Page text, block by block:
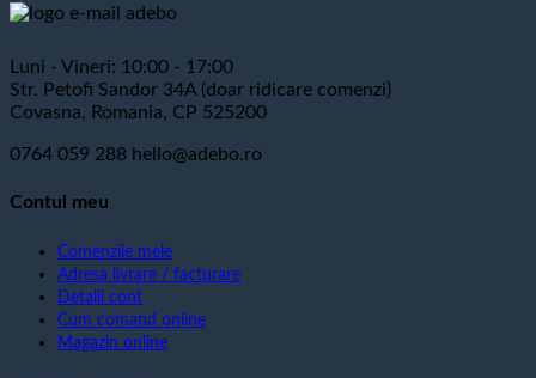
Luni - Vineri: 10:00 - 17:00
Str. Petofi Sandor 34A (doar ridicare comenzi)
Covasna, Romania, CP 525200
0764 059 288 hello@adebo.ro
Contul meu
Comenzile mele
Adresa livrare / facturare
Detalii cont
Cum comand online
Magazin online